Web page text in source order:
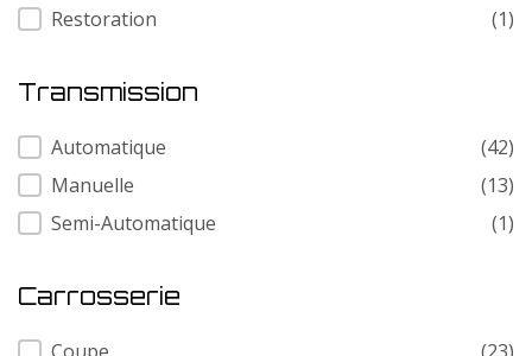
Restoration
(1)
Transmission
Transmission
Automatique
(42)
Manuelle
(13)
Semi-Automatique
(1)
Carrosserie